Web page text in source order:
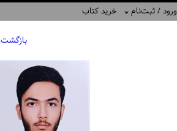
ورود / ثبت‌نام خرید کتاب
بازگشت